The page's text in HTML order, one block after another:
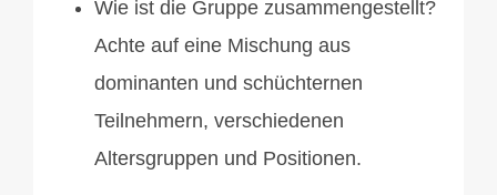
Wie ist die Gruppe zusammengestellt?
Achte auf eine Mischung aus
dominanten und schüchternen
Teilnehmern, verschiedenen
Altersgruppen und Positionen.